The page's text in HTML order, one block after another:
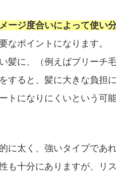
ージ度合いによって使い分
なポイントになります。
髪に、（例えばブリーチ毛
すると、髪に大きな負担
トになりにくいという可
に太く、強いタイプであ
も十分にありますが、リ